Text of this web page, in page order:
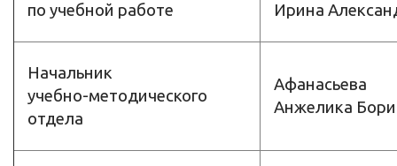
по учебной работе
Ирина
Начальник
учебно-методического
отдела
Афанасьева
Анжелика